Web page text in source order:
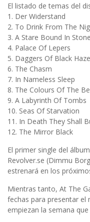
El listado de temas del
1. Der Widerstand
2. To Drink From The
3. A Stare Bound In Stone
4. Palace Of Lepers
5. Daggers Of Black Haze
6. The Chasm
7. In Nameless Sleep
8. The Colours Of The
9. A Labyrinth Of Tombs
10. Seas Of Starvation
11. In Death They Shall
12. The Mirror Black
El primer single del
Revolver.se (Dimmu
estrenará en los
Mientras tanto, At The
fechas para presentar el
empiezan la semana